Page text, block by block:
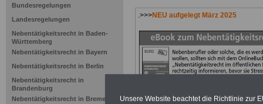
Bundesregelungen
Landesregelungen
Nebentätigkeitsrecht in Baden-
Württemberg
Nebentätigkeitsrecht in Bayern
Nebentätigkeitsrecht in Berlin
Nebentätigkeitsrecht in
Brandenburg
Nebentätigkeitsrecht in Bremen
.>>>NEU aufgelegt März 2025
Unsere Website beachtet die Richtlinie zur